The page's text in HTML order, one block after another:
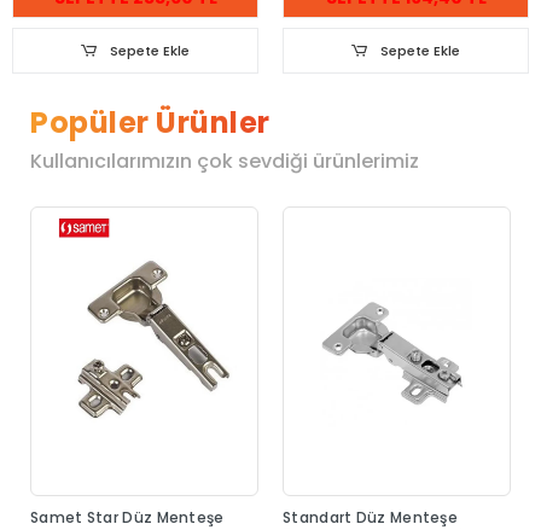
Sepete Ekle Sepete Ekle
Popüler Ürünler
Kullanıcılarımızın çok sevdiği ürünlerimiz
Samet Star Düz Menteşe
Standart Düz Menteşe